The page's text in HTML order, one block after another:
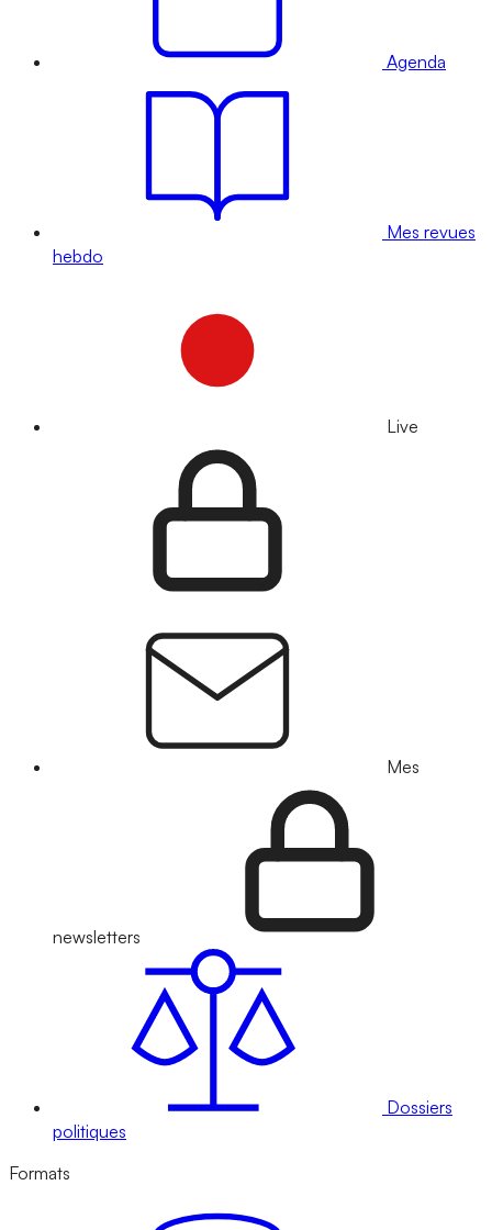
Agenda
Mes revues
hebdo
Live
Mes
newsletters
Dossiers
politiques
Formats